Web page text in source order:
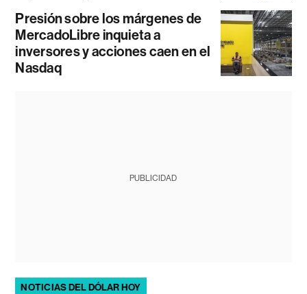
Presión sobre los márgenes de
MercadoLibre inquieta a
inversores y acciones caen en el
Nasdaq
PUBLICIDAD
NOTICIAS DEL DÓLAR HOY